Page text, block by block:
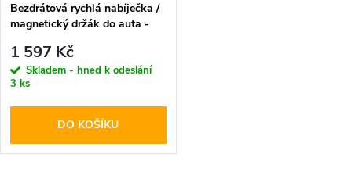
Bezdrátová rychlá nabíječka /
magnetický držák do auta -
1 597 Kč
Skladem - hned k odeslání
3 ks
DO KOŠÍKU